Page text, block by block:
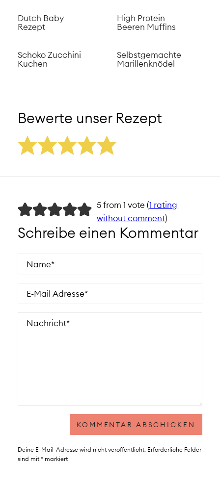
Dutch Baby
Rezept
High Protein
Beeren Muffins
Schoko Zucchini
Kuchen
Selbstgemachte
Marillenknödel
Bewerte unser Rezept
5 from 1 vote (1 rating
without comment)
Schreibe einen Kommentar
Deine E-Mail-Adresse wird nicht veröffentlicht. Erforderliche Felder
sind mit *markiert